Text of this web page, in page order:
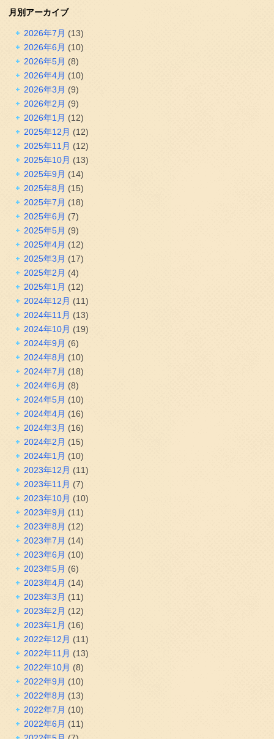
月別アーカイブ
2026年7月 (13)
2026年6月 (10)
2026年5月 (8)
2026年4月 (10)
2026年3月 (9)
2026年2月 (9)
2026年1月 (12)
2025年12月 (12)
2025年11月 (12)
2025年10月 (13)
2025年9月 (14)
2025年8月 (15)
2025年7月 (18)
2025年6月 (7)
2025年5月 (9)
2025年4月 (12)
2025年3月 (17)
2025年2月 (4)
2025年1月 (12)
2024年12月 (11)
2024年11月 (13)
2024年10月 (19)
2024年9月 (6)
2024年8月 (10)
2024年7月 (18)
2024年6月 (8)
2024年5月 (10)
2024年4月 (16)
2024年3月 (16)
2024年2月 (15)
2024年1月 (10)
2023年12月 (11)
2023年11月 (7)
2023年10月 (10)
2023年9月 (11)
2023年8月 (12)
2023年7月 (14)
2023年6月 (10)
2023年5月 (6)
2023年4月 (14)
2023年3月 (11)
2023年2月 (12)
2023年1月 (16)
2022年12月 (11)
2022年11月 (13)
2022年10月 (8)
2022年9月 (10)
2022年8月 (13)
2022年7月 (10)
2022年6月 (11)